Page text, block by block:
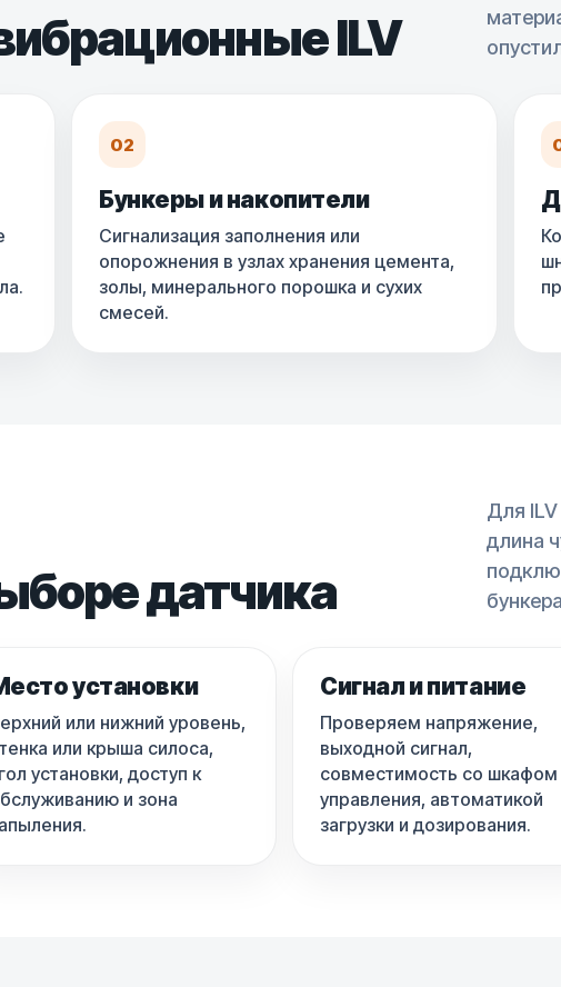
ILV
02
Бункеры и накопители
Сигнализация заполнения или
опорожнения в узлах хранения цемента,
золы, минерального порошка и сухих
смесей.
датчика
Для
длина
установки
или нижний уровень,
или крыша силоса,
установки, доступ к
и зона
Сигнал и питание
Проверяем напряжение,
выходной сигнал,
совместимость со шкафом
управления, автоматикой
загрузки и дозирования.